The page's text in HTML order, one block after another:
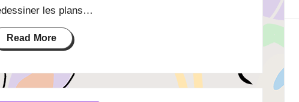
les plans…
Read More